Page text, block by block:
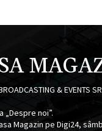
& EVENTS
„Despre noi”.
Magazin pe Digi24,